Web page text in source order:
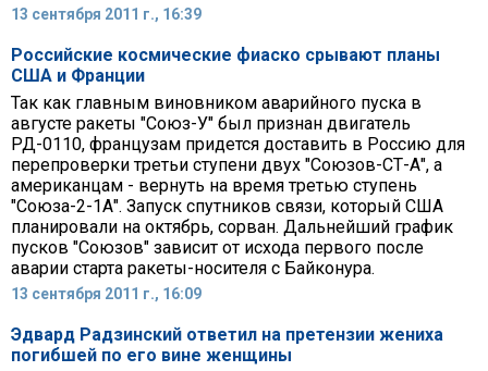
13 сентября 2011 г., 16:39
Российские космические фиаско срывают планы
США и Франции
Так как главным виновником аварийного пуска в
августе ракеты "Союз-У" был признан двигатель
РД-0110, французам придется доставить в Россию для
перепроверки третьи ступени двух "Союзов-СТ-А", а
американцам - вернуть на время третью ступень
"Союза-2-1А". Запуск спутников связи, который США
планировали на октябрь, сорван. Дальнейший график
пусков "Союзов" зависит от исхода первого после
аварии старта ракеты-носителя с Байконура.
13 сентября 2011 г., 16:09
Эдвард Радзинский ответил на претензии жениха
погибшей по его вине женщины